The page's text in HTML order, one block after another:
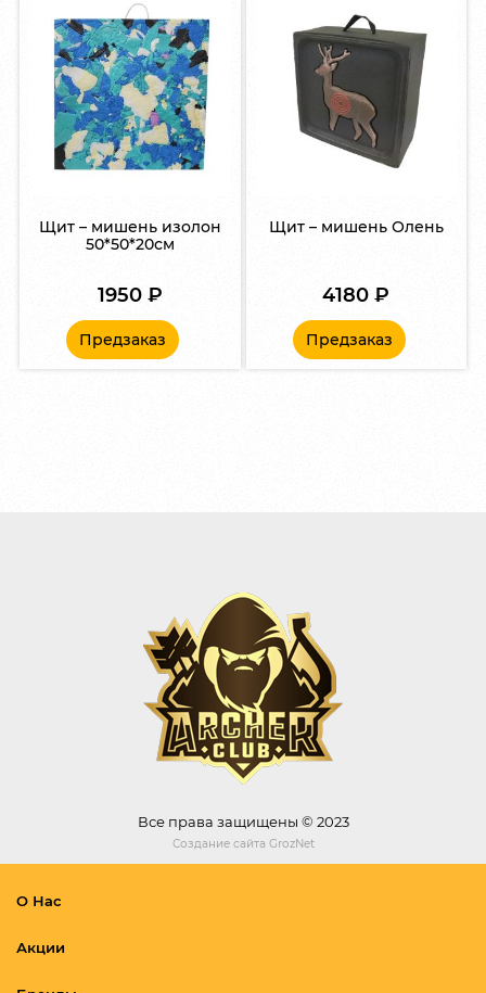
Щит – мишень изолон
50*50*20см
1950 ₽
Предзаказ
Щит – мишень Олень
4180₽
Предзаказ
Все права защищены © 2023
Создание сайта GrozNet
О Нас
Акции